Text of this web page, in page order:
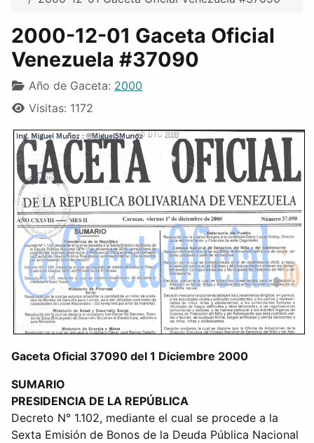
2000-12-01 Gaceta Oficial
Venezuela #37090
Año de Gaceta: 2000
Visitas: 1172
Gaceta Oficial 37090 del 1 Diciembre 2000
SUMARIO
PRESIDENCIA DE LA REPÚBLICA
Decreto N° 1.102, mediante el cual se procede a la
Sexta Emisión de Bonos de la Deuda Pública Nacional